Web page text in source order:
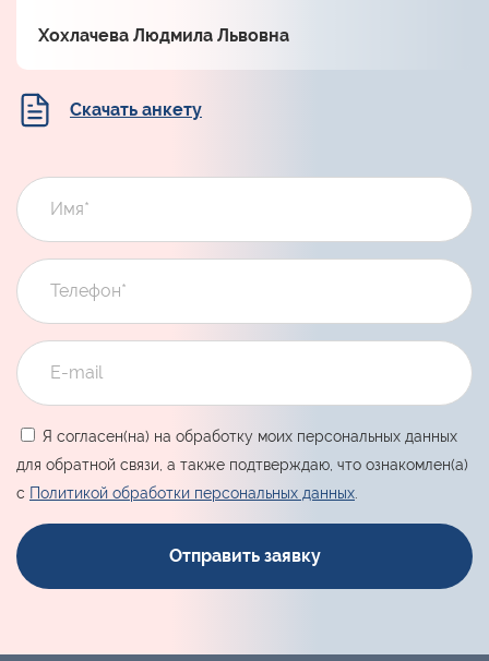
Хохлачева Людмила Львовна
Скачать анкету
Я согласен(на) на обработку моих персональных данных
для обратной связи, а также подтверждаю, что ознакомлен(а)
с Политикой обработки персональных данных